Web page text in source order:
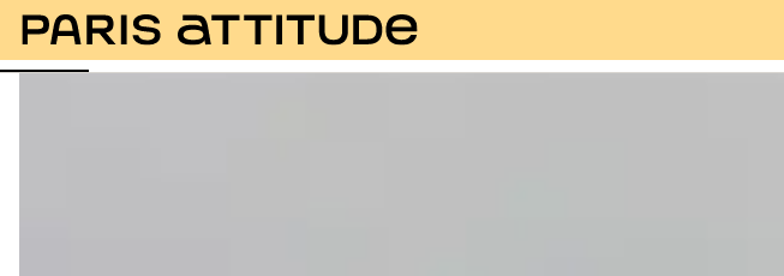
Fotos Descripción Instalaciones Habitaciones